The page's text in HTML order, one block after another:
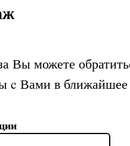
Вы можете
Вами в ближайшее